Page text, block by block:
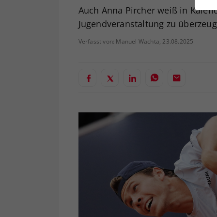
Auch Anna Pircher weiß in
Jugendveranstaltung zu
Verfasst von: Manuel Wachta, 23.08.2025